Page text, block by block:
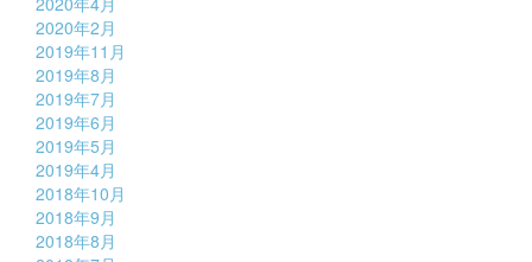
2020年2月
2019年11月
2019年8月
2019年7月
2019年6月
2019年5月
2019年4月
2018年10月
2018年9月
2018年8月